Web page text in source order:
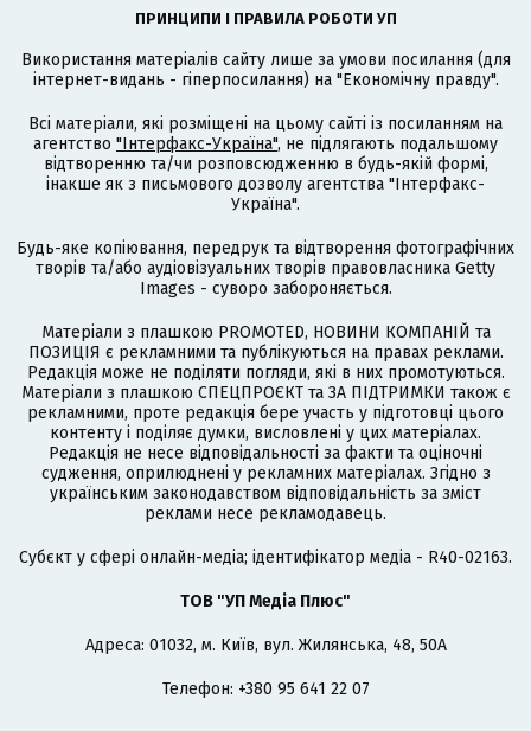
ПРИНЦИПИ І ПРАВИЛА РОБОТИ УП
Використання матеріалів сайту лише за умови посилання (для
інтернет-видань - гіперпосилання) на "Економічну правду".
Всі матеріали, які розміщені на цьому сайті із посиланням на
агентство "Інтерфакс-Україна", не підлягають подальшому
відтворенню та/чи розповсюдженню в будь-якій формі,
інакше як з письмового дозволу агентства "Інтерфакс-
Україна".
Будь-яке копіювання, передрук та відтворення фотографічних
творів та/або аудіовізуальних творів правовласника Getty
Images - суворо забороняється.
Матеріали з плашкою PROMOTED, НОВИНИ КОМПАНІЙ та
ПОЗИЦІЯ є рекламними та публікуються на правах реклами.
Редакція може не поділяти погляди, які в них промотуються.
Матеріали з плашкою СПЕЦПРОЄКТ та ЗА ПІДТРИМКИ також є
рекламними, проте редакція бере участь у підготовці цього
контенту і поділяє думки, висловлені у цих матеріалах.
Редакція не несе відповідальності за факти та оціночні
судження, оприлюднені у рекламних матеріалах. Згідно з
українським законодавством відповідальність за зміст
реклами несе рекламодавець.
Cубєкт у сфері онлайн-медіа; ідентифікатор медіа - R40-02163.
ТОВ "УП Медіа Плюс"
Адреса: 01032, м. Київ, вул. Жилянська, 48, 50А
Телефон: +380 95 641 22 07